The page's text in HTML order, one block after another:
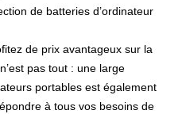
de batteries d’ordinateur
de prix avantageux sur la
pas tout : une large
portables est également
à tous vos besoins de